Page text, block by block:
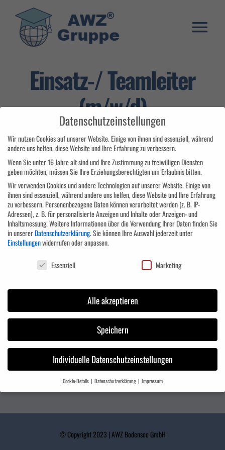
springen
Umschulung
Stellenangebote
Franchise System
E-Learning Login
Einsatz-/ Teamleiter
(m/w/d)
Lernen“ aufgebaut. Die Redewendung „Was Hänschen nicht lernt, lernt Hans
nicht mit dem Schul- oder Studienabschluss oder gar der Ausbildung
schlagartig auf – ganz im Gegenteil. Man kann alles und zu jeder Zeit lernen.
Es ist nie zu spät! Genau darauf zielt unser Konzept des „Lebenslangen
Die AWZ Bodensee GmbH ist eine staatlich anerkannte Bildungseinrichtung
(nach §10 Absatz 3BzG BW) und gemäß AZAV Maßnahmen und Träger
zertifiziert.
© Copyright 2023 | AWZ Bodensee GmbH
Datenschutzeinstellungen
Wir nutzen Cookies auf unserer Website. Einige von ihnen sind essenziell, während
andere uns helfen, diese Website und Ihre Erfahrung zu verbessern.
Wenn Sie unter 16 Jahre alt sind und Ihre Zustimmung zu freiwilligen Diensten
geben möchten, müssen Sie Ihre Erziehungsberechtigten um Erlaubnis bitten.
Wir verwenden Cookies und andere Technologien auf unserer Website. Einige von
ihnen sind essenziell, während andere uns helfen, diese Website und Ihre Erfahrung
zu verbessern. Personenbezogene Daten können verarbeitet werden (z. B. IP-
Adressen), z. B. für personalisierte Anzeigen und Inhalte oder Anzeigen- und
Inhaltsmessung.Weitere Informationen über die Verwendung Ihrer Daten finden Sie
in unsererDatenschutzerklärung.Sie können Ihre Auswahl jederzeit unter
Einstellungenwiderrufen oder anpassen.
Datenschutzeinstellungen
Essenziell Marketing
Alle akzeptieren
Speichern
Individuelle Datenschutzeinstellungen
Cookie-Details Datenschutzerklärung Impressum
Datenschutzeinstellungen
Wir verwenden Cookies und andere Technologien auf unserer Website. Einige von
ihnen sind essenziell, während andere uns helfen, diese Website und Ihre Erfahrung